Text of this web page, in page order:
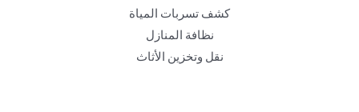
كشف تسربات المياة
نظافة المنازل
نقل وتخزين الأثاث